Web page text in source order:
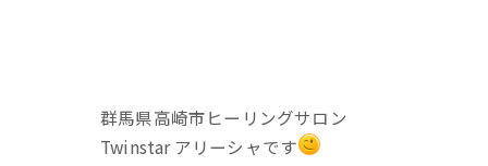
群馬県高崎市ヒーリングサロン
Twinstar アリーシャです